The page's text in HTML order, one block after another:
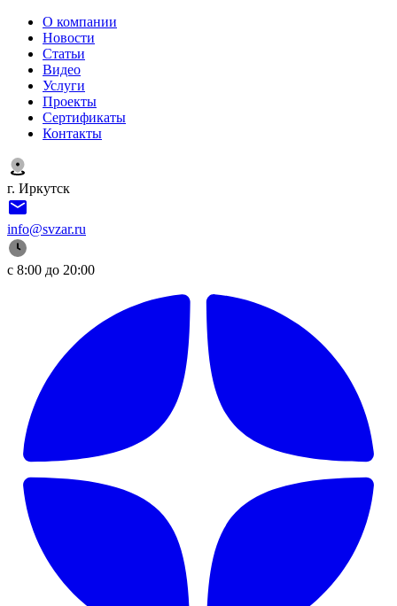
О компании
Новости
Статьи
Видео
Услуги
Проекты
Сертификаты
Контакты
г. Иркутск
info@svzar.ru
с 8:00 до 20:00